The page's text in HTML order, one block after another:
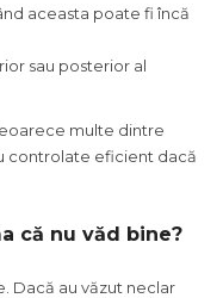
aceasta poate fi încă
sau posterior al
multe dintre
controlate eficient dacă
că nu văd bine?
Dacă au văzut neclar